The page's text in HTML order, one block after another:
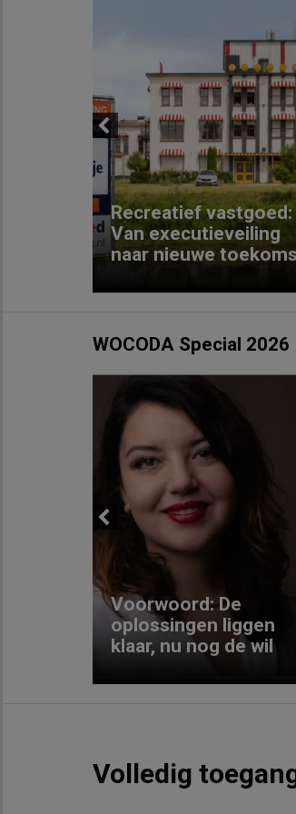
Previous
Recreatief vastgoed:
Van executieveiling
naar nieuwe
WOCODA Special 2026
Previous
Voorwoord: De
oplossingen liggen
klaar, nu nog de wil
Volledig